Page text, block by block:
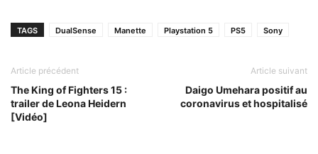
TAGS DualSense Manette Playstation 5 PS5 Sony
Article précédent
The King of Fighters 15 :
trailer de Leona Heidern
[Vidéo]
Article suivant
Daigo Umehara positif au
coronavirus et hospitalisé